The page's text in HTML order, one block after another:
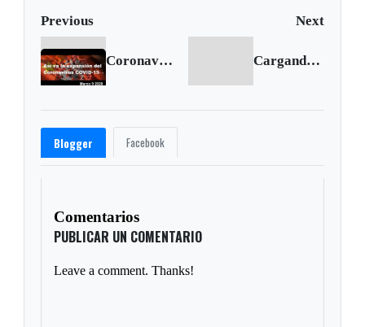
Previous Next
Coronavirus Update: This is how COVID-19 expands - March 9 2020 Cargando siguiente...
Blogger Facebook
Comentarios
PUBLICAR UN COMENTARIO
Leave a comment. Thanks!